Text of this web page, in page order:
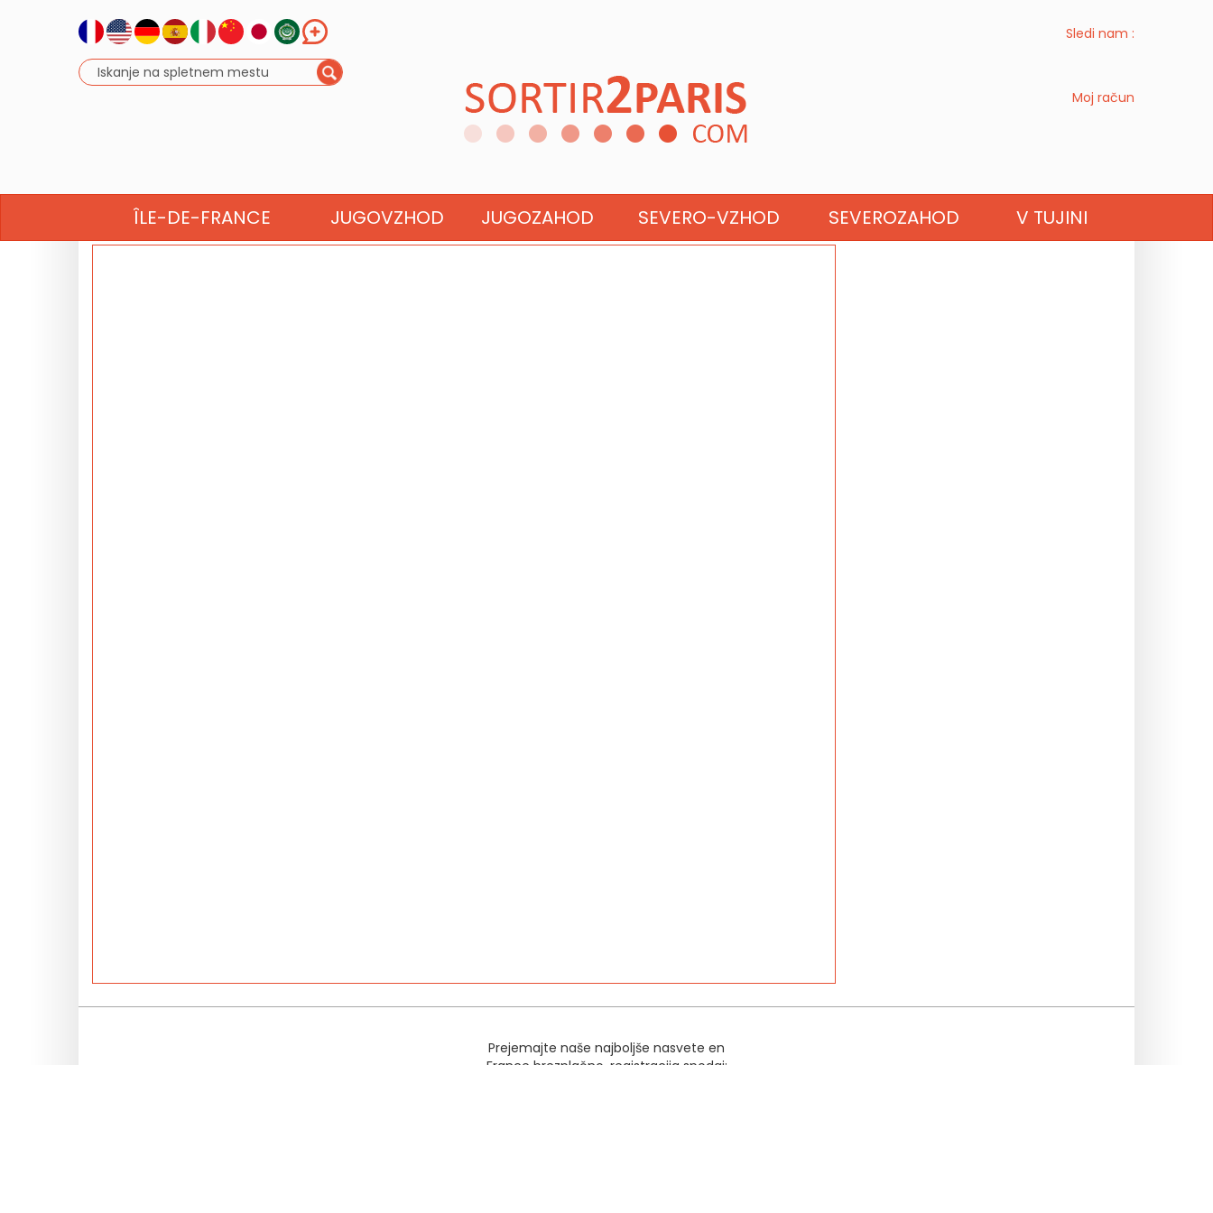
Sledi nam :
Moj račun
ÎLE-DE-FRANCE JUGOVZHOD JUGOZAHOD SEVERO-VZHOD SEVEROZAHOD V TUJINI
DNEVNIK : 11. OKTOBER 2025
Prejemajte naše najboljše nasvete en
France brezplačno, registracija spodaj: